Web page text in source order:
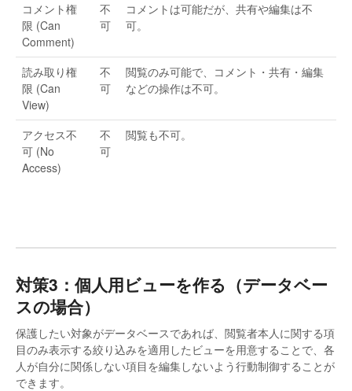
コメント権
限 (Can
Comment)
不
可
コメントは可能だが、共有や編集は不
可。
読み取り権
限 (Can
View)
不
可
閲覧のみ可能で、コメント・共有・編集
などの操作は不可。
アクセス不
可 (No
Access)
不
可
閲覧も不可。
対策3：個人用ビューを作る（データベー
スの場合）
保護したい対象がデータベースであれば、閲覧者本人に関する項
目のみ表示する絞り込みを適用したビューを用意することで、各
人が自分に関係しない項目を編集しないよう行動制御することが
できます。